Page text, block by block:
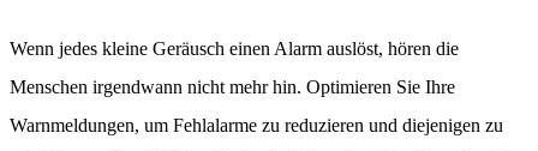
Wenn jedes kleine Geräusch einen Alarm auslöst, hören die
Menschen irgendwann nicht mehr hin. Optimieren Sie Ihre
Warnmeldungen, um Fehlalarme zu reduzieren und diejenigen zu